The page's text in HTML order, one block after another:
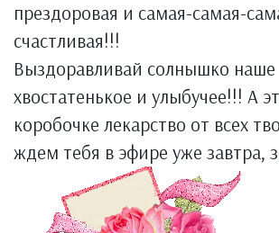
прездоровая и самая-самая-
счастливая!!!
Выздоравливай солнышко наше
хвостатенькое и улыбучее!!! А
коробочке лекарство от всех
ждем тебя в эфире уже завтра,